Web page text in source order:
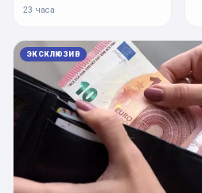
23 часа
ЭКСКЛЮЗИВ